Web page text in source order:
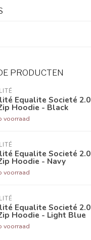
PRODUCTEN
Equalite Societé 2.0
Hoodie - Black
voorraad
Equalite Societé 2.0
Hoodie - Navy
voorraad
Equalite Societé 2.0
Hoodie - Light Blue
voorraad